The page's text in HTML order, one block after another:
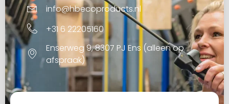
info@hbecoproducts.nl
+31 6 22205160
Enserweg 9, 8307 PJ Ens (alleen op
afspraak)